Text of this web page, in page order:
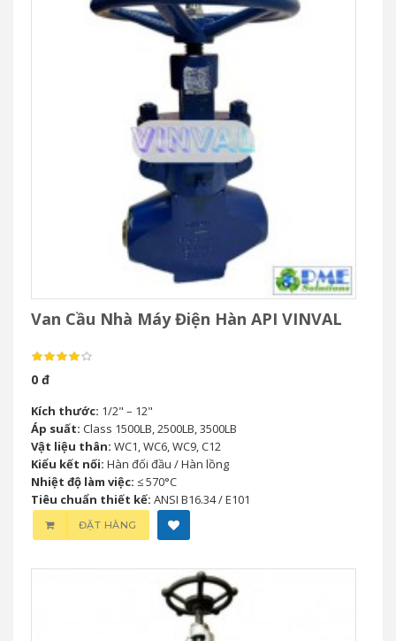
Van Cầu Nhà Máy Điện Hàn API VINVAL
0 đ
Kích thước: 1/2" – 12"
Áp suất: Class 1500LB, 2500LB, 3500LB
Vật liệu thân: WC1, WC6, WC9, C12
Kiểu kết nối: Hàn đối đầu / Hàn lồng
Nhiệt độ làm việc: ≤ 570°C
Tiêu chuẩn thiết kế: ANSI B16.34 / E101
ĐẶT HÀNG